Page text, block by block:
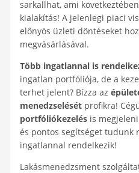
sarkallhat, ami
kialakítás! A jelenlegi piaci
előnyös üzleti döntéseket
megvásárlásával.
Több ingatlannal is
ingatlan portfóliója, de a
terhet jelent? Bízza az
menedzselésétprofikra!
portfóliókezelésis
és pontos segítséget tudunk
ingatlannal rendelkezik!
Lakásmenedzsment